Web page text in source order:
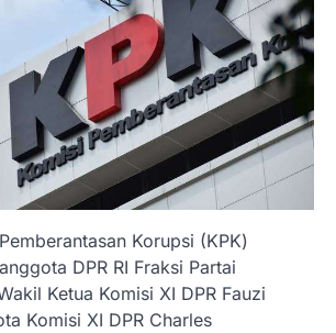
Korupsi (KPK)
DPR RI Fraksi Partai
Ketua Komisi XI DPR Fauzi
Komisi XI DPR Charles